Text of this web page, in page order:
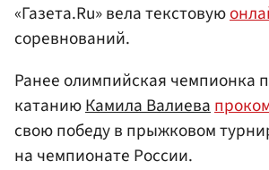
«Газета.Ru» вела текстовую
соревнований.
Ранее олимпийская чемпионка
катаниюКамила Валиева
свою победу в прыжковом
на чемпионате России.